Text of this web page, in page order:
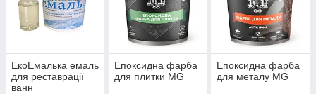
ЕкоЕмалька емаль
для реставрації
ванн
Епоксидна фарба
для плитки MG
Епоксидна фарба
для металу MG